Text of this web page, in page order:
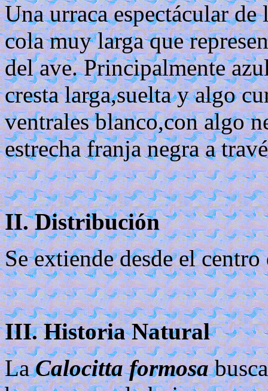
Una urraca espectácular
cola muy larga que
del ave. Principalmente
cresta larga,suelta y algo
ventrales blanco,con algo
estrecha franja negra a
II. Distribución
Se extiende desde el
III. Historia Natural
LaCalocitta formosa